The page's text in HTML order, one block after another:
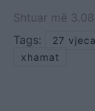
Shtuar më
Tags:
27
xhamat